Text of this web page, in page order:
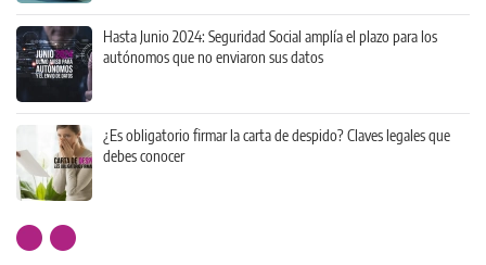
Hasta Junio 2024: Seguridad Social amplía el plazo para los
autónomos que no enviaron sus datos
¿Es obligatorio firmar la carta de despido? Claves legales que
debes conocer